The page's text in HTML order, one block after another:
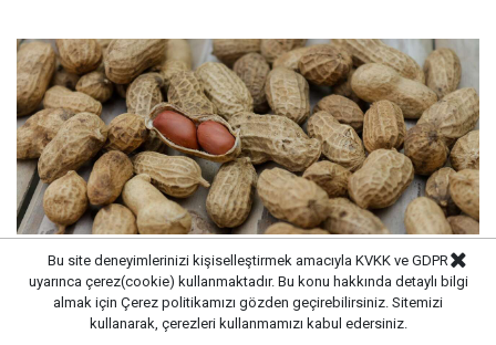
Günde bir avuç yer fıstığı tüketmenin dikkat
Bu site deneyimlerinizi kişiselleştirmek amacıyla KVKK ve GDPR
uyarınca çerez(cookie) kullanmaktadır. Bu konu hakkında detaylı bilgi
almak için Çerez politikamızı gözden geçirebilirsiniz. Sitemizi
kullanarak, çerezleri kullanmamızı kabul edersiniz.